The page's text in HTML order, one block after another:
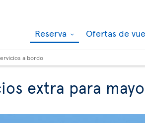
Reserva Ofertas de
a bordo
extra para